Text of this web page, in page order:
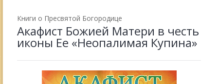
Книги о Пресвятой Богородице
Акафист Божией Матери в честь
иконы Ее «Неопалимая Купина»